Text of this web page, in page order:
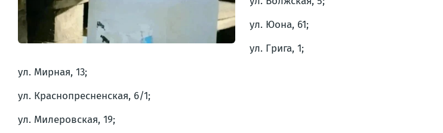
ул. Юона, 61;
ул. Грига, 1;
ул. Мирная, 13;
ул. Краснопресненская, 6/1;
ул. Милеровская, 19;